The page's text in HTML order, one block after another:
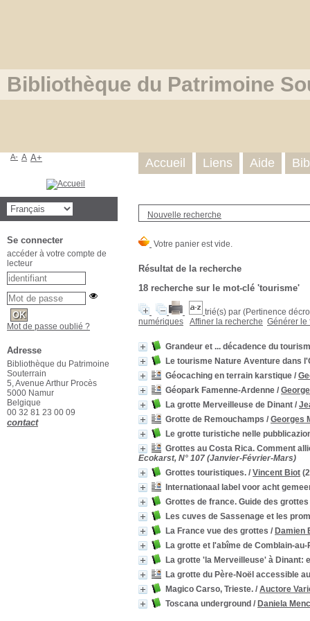
Bibliothèque du Patrimoine
Nouvelle recherche
Résultat de la recherche
18 recherche sur le mot-clé 'tourisme'
trié(s) par (Pertinence
numériques
Affiner la recherche Générer le
Grandeur et ... décadence du
Le tourisme Nature Aventure dans
Géocaching en terrain karstique /
Géopark Famenne-Ardenne /
La grotte Merveilleuse de Dinant /
Grotte de Remouchamps / Georges
Le grotte turistiche nelle
Grottes au Costa Rica. Comment
Ecokarst, N° 107 (Janvier-Février-Mars)
Grottes touristiques. / Vincent Biot
Internationaal label voor acht
Grottes de france. Guide des
Les cuves de Sassenage et les
La France vue des grottes / Damien
La grotte et l'abîme de Comblain-au-
La grotte 'la Merveilleuse' à Dinant:
La grotte du Père-Noël accessible
Magico Carso, Trieste. / Auctore
Toscana underground / Daniela
Accueil Liens Aide
A- A A+
Se connecter
accéder à votre compte de
lecteur
Mot de passe oublié ?
Adresse
Bibliothèque du Patrimoine
Souterrain
5, Avenue Arthur Procès
5000 Namur
Belgique
00 32 81 23 00 09
contact